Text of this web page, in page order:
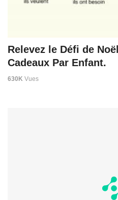
Relevez le Défi de
Cadeaux Par Enfant.
630K Vues